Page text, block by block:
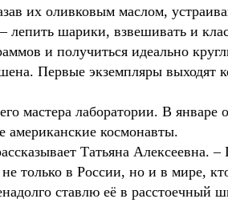
их оливковым маслом,
лепить шарики, взвешивать и
и получиться идеально
Первые экземпляры
мастера лаборатории. В январе
американские космонавты.
Татьяна
только в России, но и в мире,
ставлю её в расстоечный